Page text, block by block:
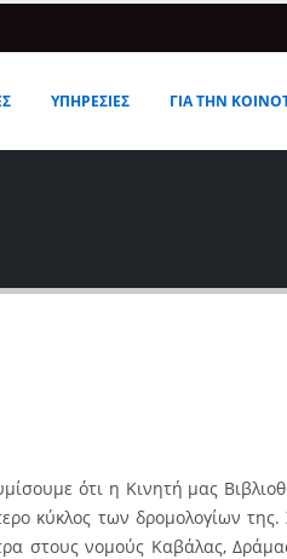
ΥΠΗΡΕΣΙΕΣ ΓΙΑ ΤΗΝ
ότι η Κινητή μας
κύκλος των δρομολογίων της.
στους νομούς Καβάλας,